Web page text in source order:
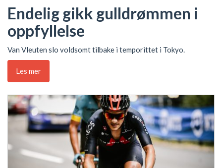
Endelig gikk gulldrømmen i
oppfyllelse
Van Vleuten slo voldsomt tilbake i temporittet i Tokyo.
Les mer